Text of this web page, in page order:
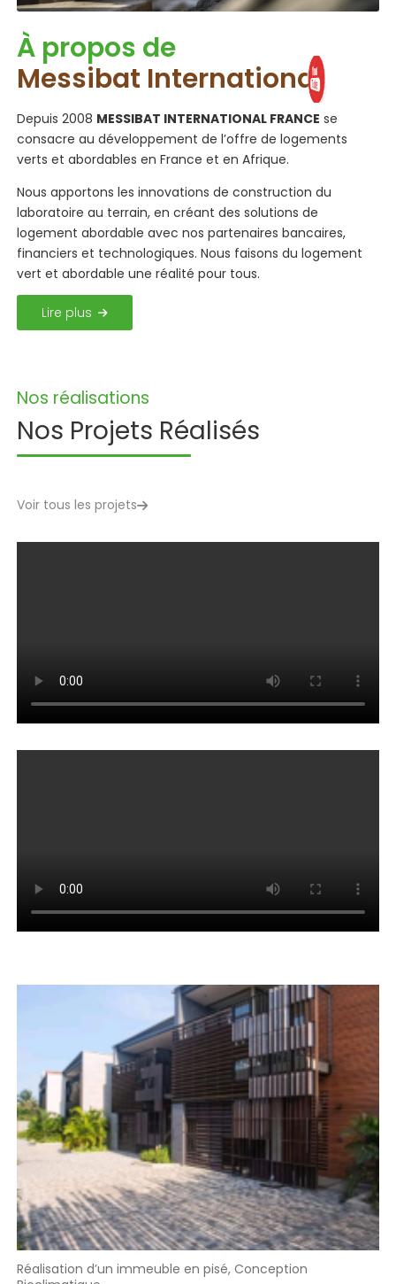
À propos de
Messibat International
Depuis 2008 MESSIBAT INTERNATIONAL FRANCE se
consacre au développement de l’offre de logements
verts et abordables en France et en Afrique.
Nous apportons les innovations de construction du
laboratoire au terrain, en créant des solutions de
logement abordable avec nos partenairesbancaires,
financiers et technologiques. Nous faisons du logement
vert et abordable une réalité pour tous.
Lire plus
Nos réalisations
Nos Projets Réalisés
Voir tous les projets
Réalisation d’un immeuble en pisé, Conception